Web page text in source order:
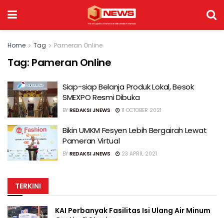
Home Tag Pameran Online
Tag: Pameran Online
Siap-siap Belanja Produk Lokal, Besok
SMEXPO Resmi Dibuka
BY REDAKSI JNEWS 11 OCTOBER 2021
Bikin UMKM Fesyen Lebih Bergairah Lewat
Pameran Virtual
BY REDAKSI JNEWS 23 APRIL 2021
TERKINI
KAI Perbanyak Fasilitas Isi Ulang Air Minum